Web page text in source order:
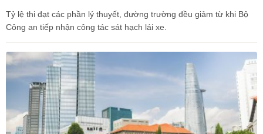
Tỷ lệ thi đạt các phần lý thuyết, đường trường đều giảm từ khi Bộ
Công an tiếp nhận công tác sát hạch lái xe.